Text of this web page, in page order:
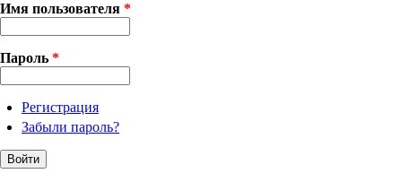
Имя пользователя *
Пароль *
Регистрация
Забыли пароль?